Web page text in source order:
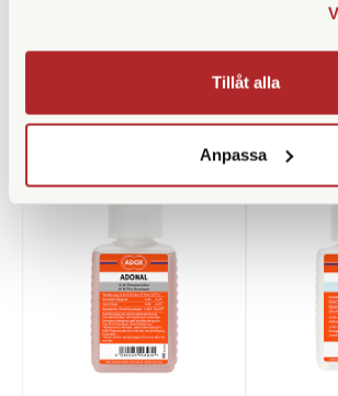
Tillåt alla
Anpassa
Small B/W